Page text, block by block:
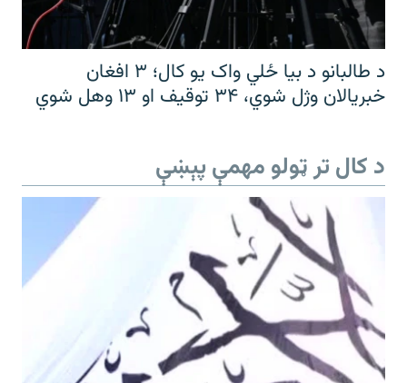
د طالبانو د بیا ځلي واک یو کال؛ ۳ افغان
خبریالان وژل شوي، ۳۴ توقیف او ۱۳ وهل شوي
د کال تر ټولو مهمې پېښې